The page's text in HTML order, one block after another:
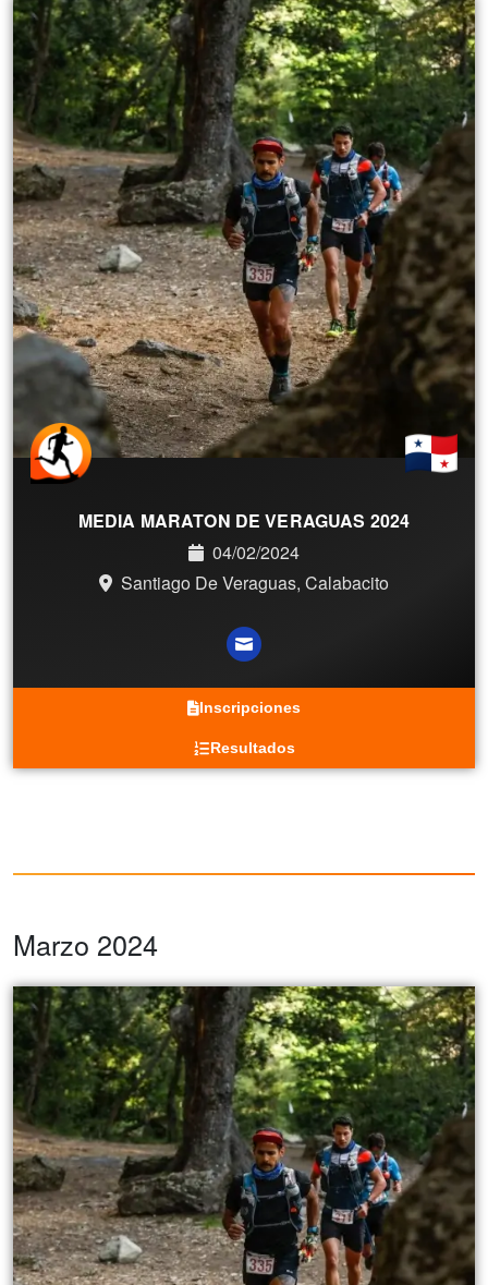
MEDIA MARATON DE VERAGUAS 2024
04/02/2024
Santiago De Veraguas, Calabacito
Inscripciones
Resultados
Marzo 2024